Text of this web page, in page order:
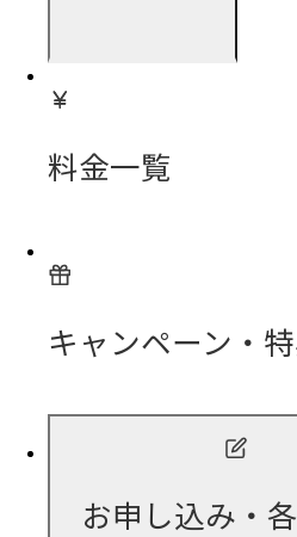
料金一覧
キャンペーン・
お申し込み・